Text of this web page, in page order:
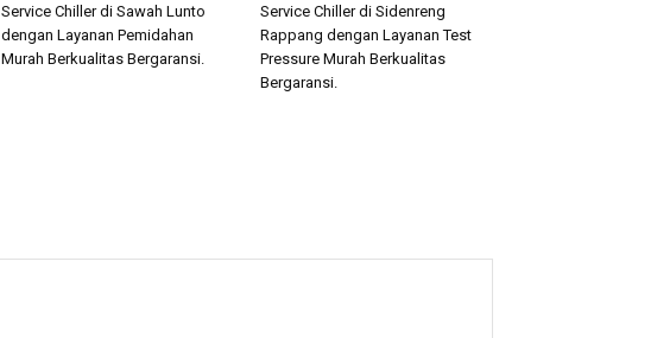
Service Chiller di Sawah Lunto
dengan Layanan Pemidahan
Murah Berkualitas Bergaransi.
Service Chiller di Sidenreng
Rappang dengan Layanan Test
Pressure Murah Berkualitas
Bergaransi.